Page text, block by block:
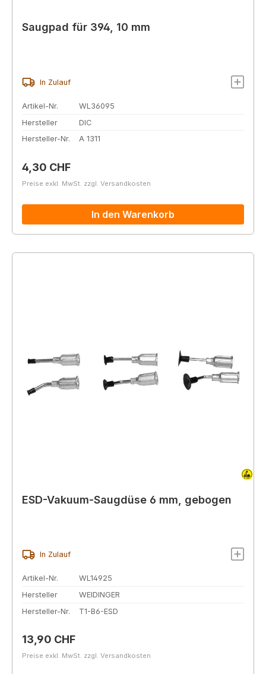
Saugpad für 394, 10 mm
In Zulauf
Artikel-Nr.
WL36095
Hersteller
DIC
Hersteller-Nr.
A 1311
Regulärer Preis:
4,30 CHF
Preise exkl. MwSt. zzgl. Versandkosten
In den Warenkorb
ESD-Vakuum-Saugdüse 6 mm, gebogen
In Zulauf
Artikel-Nr.
WL14925
Hersteller
WEIDINGER
Hersteller-Nr.
T1-B6-ESD
Regulärer Preis:
13,90 CHF
Preise exkl. MwSt. zzgl. Versandkosten